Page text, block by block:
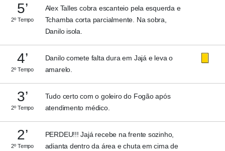
5’
2º Tempo
Alex Talles cobra escanteio pela esquerda e
Tchamba corta parcialmente. Na sobra,
Danilo isola.
4’
2º Tempo
Danilo comete falta dura em Jajá e leva o
amarelo.
3’
2º Tempo
Tudo certo com o goleiro do Fogão após
atendimento médico.
2’
2º Tempo
PERDEU!!! Jajá recebe na frente sozinho,
adianta dentro da área e chuta em cima de